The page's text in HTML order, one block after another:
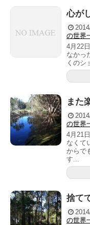
心が
の世界
4月22
なかっ
くのシ
また
の世界
4月21
なくて
からで
す...
捨て
の世界